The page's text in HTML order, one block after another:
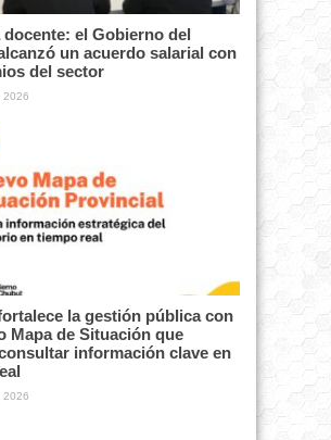
docente: el Gobierno del
un acuerdo salarial con
del sector
2026
la gestión pública con
Mapa de Situación que
información clave en
2026